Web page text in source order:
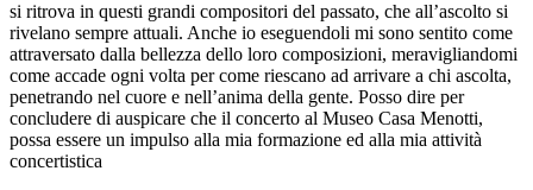
si ritrova in questi grandi compositori del passato, che all’ascolto si
rivelano sempre attuali. Anche io eseguendoli mi sono sentito come
attraversato dalla bellezza dello loro composizioni, meravigliandomi
come accade ogni volta per come riescano ad arrivare a chi ascolta,
penetrando nel cuore e nell’anima della gente. Posso dire per
concludere di auspicare che il concerto al Museo Casa Menotti,
possa essere un impulso alla mia formazione ed alla mia attività
concertistica